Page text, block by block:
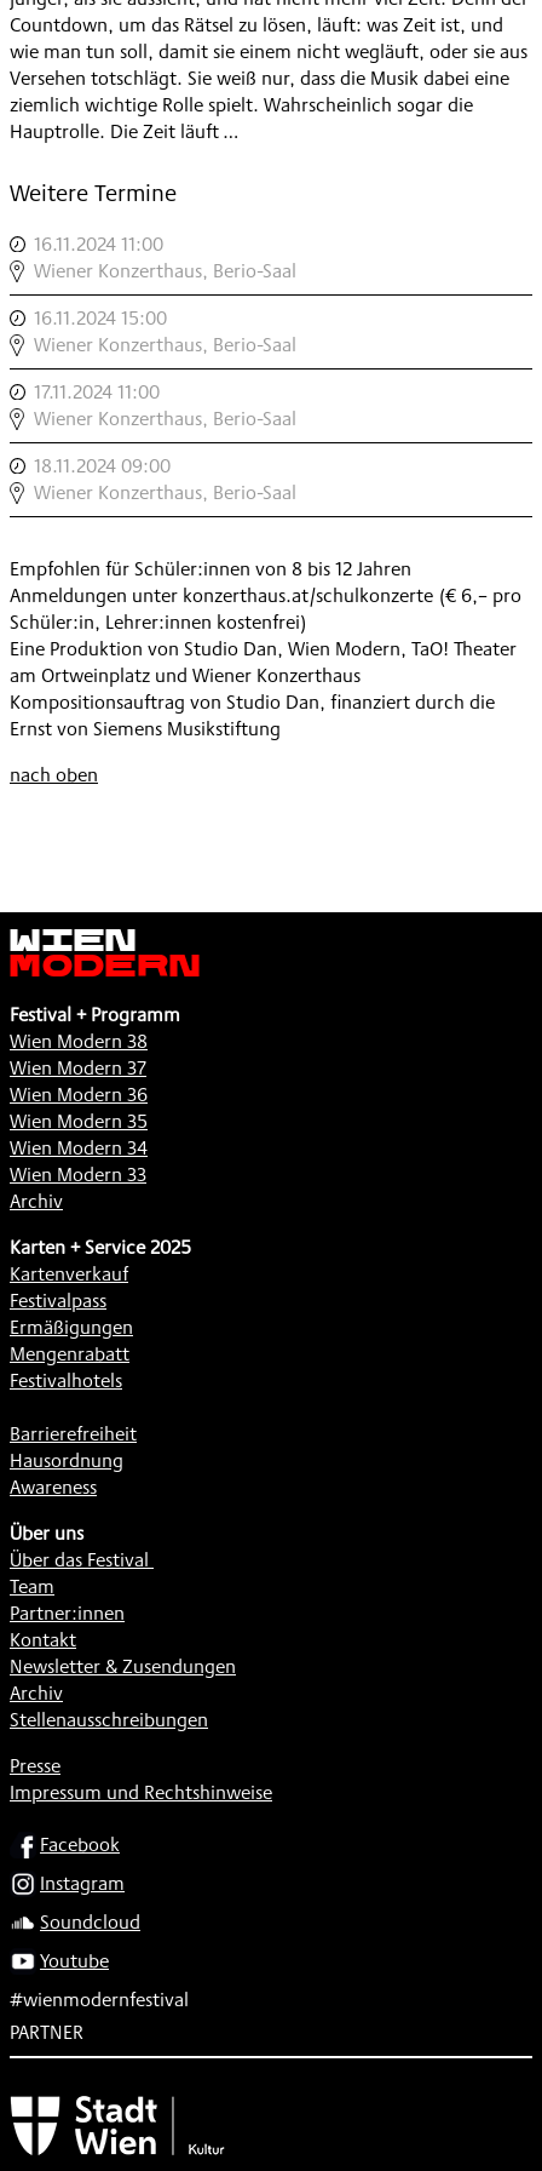
Countdown, um das Rätsel zu lösen, läuft: was Zeit ist, und
wie man tun soll, damit sie einem nicht wegläuft, oder sie aus
Versehen totschlägt. Sie weiß nur, dass die Musik dabei eine
ziemlich wichtige Rolle spielt. Wahrscheinlich sogar die
Hauptrolle. Die Zeit läuft …
Weitere Termine
16.11.2024 11:00
OXANA
OMELCHUK:
ES
IST
ZEIT
,
Wiener Konzerthaus, Berio-Saal
16.11.2024 15:00
OXANA
OMELCHUK:
ES
IST
ZEIT
,
Wiener Konzerthaus, Berio-Saal
17.11.2024 11:00
OXANA
OMELCHUK:
ES
IST
ZEIT
Wiener Konzerthaus, Berio-Saal
18.11.2024 09:00
OXANA
OMELCHUK:
IST
ZEIT
SCHULKONZERT
,
Wiener Konzerthaus, Berio-Saal
Empfohlen für Schüler:innen von 8 bis 12 Jahren
Anmeldungen unter konzerthaus.at/schulkonzerte (€ 6,– pro
Schüler:in, Lehrer:innen kostenfrei)
Eine Produktion von Studio Dan, Wien Modern, TaO! Theater
am Ortweinplatz und Wiener Konzerthaus
Kompositionsauftrag von Studio Dan, finanziert durch die
Ernst von Siemens Musikstiftung
nach oben
Wien
Modern
Festival + Programm
Wien Modern 38
Wien Modern 37
Wien Modern 36
Wien Modern 35
Wien Modern 34
Wien Modern 33
Archiv
Karten + Service 2025
Kartenverkauf
Festivalpass
Ermäßigungen
Mengenrabatt
Festivalhotels
Barrierefreiheit
Hausordnung
Awareness
Über uns
Über das Festival
Team
Partner:innen
Kontakt
Newsletter & Zusendungen
Archiv
Stellenausschreibungen
Presse
Impressum und Rechtshinweise
SOCIALFacebook
Instagram
Soundcloud
Youtube
#wienmodernfestival
PARTNER
Subventionsgeber